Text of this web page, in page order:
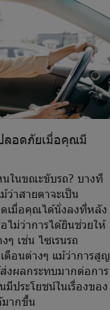
ลอดภัยเมื่อคุณมี
ในขณะขับรถ? บางที
าสายตาจะเป็น
เมื่อคุณได้นั่งลงที่หลัง
ม่ว่าการได้ยินช่วยให้
เช่น ไซเรนรถ
ตือนต่างๆ แม้ว่าการสูญ
งผลกระทบมากต่อการ
ประโยชน์ในเรื่องของ
มากขึ้น